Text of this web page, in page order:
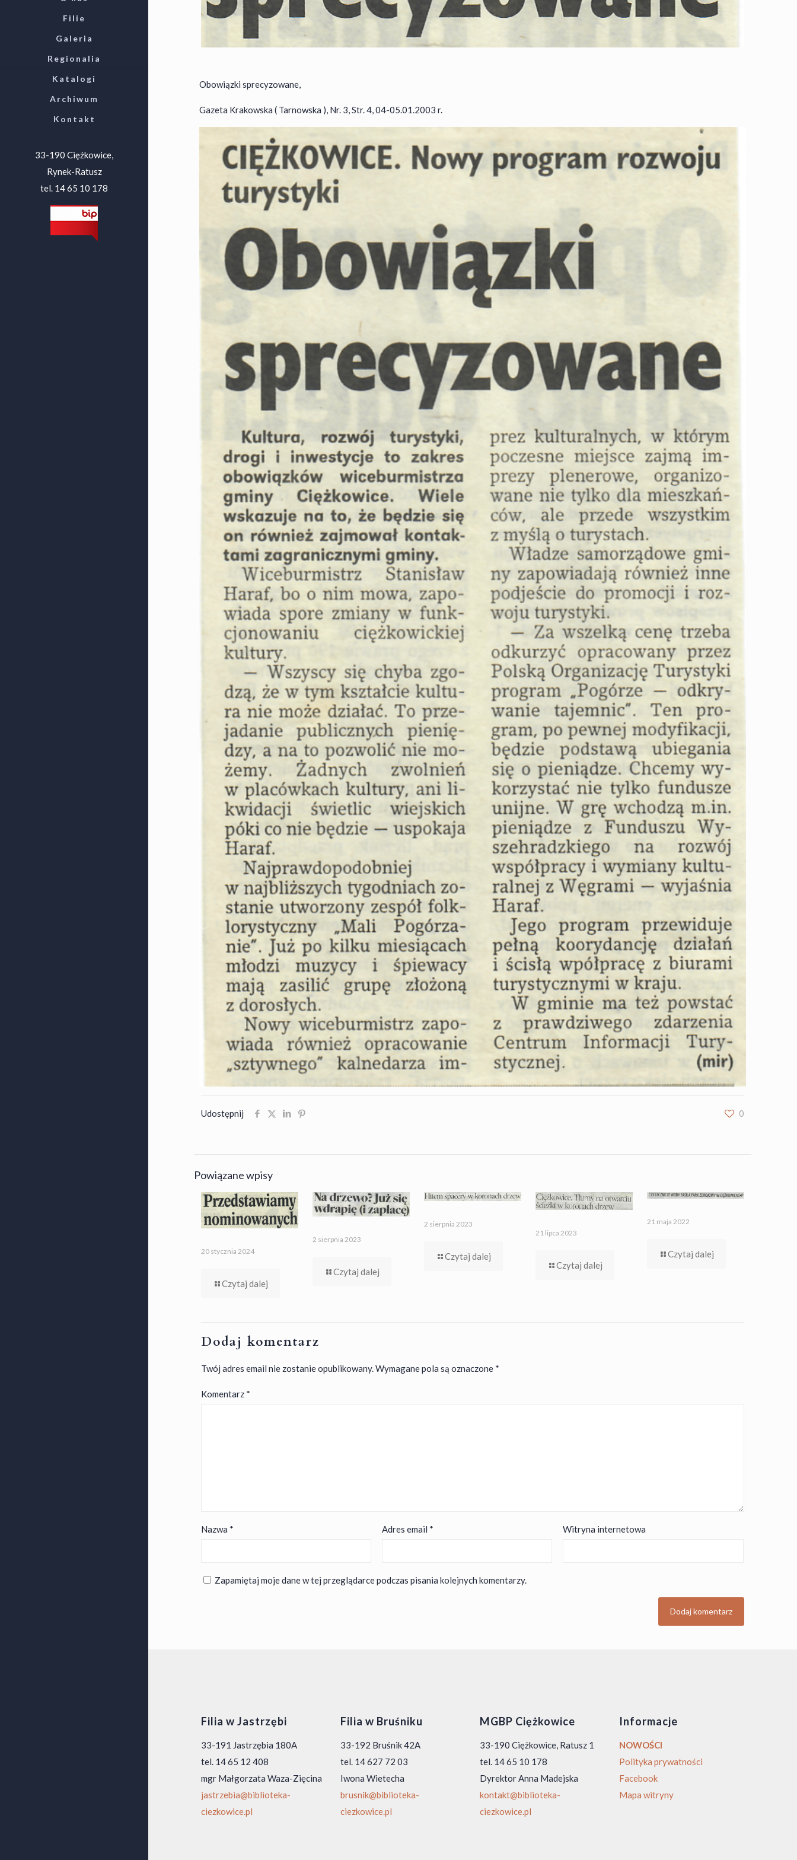
Filie
Galeria
Regionalia
Katalogi
Archiwum
Kontakt
33-190 Ciężkowice,
Rynek-Ratusz
tel. 14 65 10 178
Obowiązki sprecyzowane,
Gazeta Krakowska ( Tarnowska ), Nr. 3, Str. 4, 04-05.01.2003 r.
Udostępnij 0
Powiązane wpisy
20 stycznia 2024
Czytaj dalej
2 sierpnia 2023
Czytaj dalej
2 sierpnia 2023
Czytaj dalej
21 lipca 2023
Czytaj dalej
21 maja 2022
Czytaj dalej
Dodaj komentarz
Twój adres email nie zostanie opublikowany.Wymagane pola są oznaczone *
Komentarz *
Nazwa * Adres email * Witryna internetowa
Zapamiętaj moje dane w tej przeglądarce podczas pisania kolejnych komentarzy.
Filia w Jastrzębi
33-191 Jastrzębia 180A
tel. 14 65 12 408
mgr Małgorzata Waza-Zięcina
jastrzebia@biblioteka-
ciezkowice.pl
Filia w Bruśniku
33-192 Bruśnik 42A
tel. 14 627 72 03
Iwona Wietecha
brusnik@biblioteka-
ciezkowice.pl
MGBP Ciężkowice
33-190 Ciężkowice, Ratusz 1
tel. 14 65 10 178
Dyrektor Anna Madejska
kontakt@biblioteka-
ciezkowice.pl
Informacje
NOWOŚCI
Polityka prywatności
Facebook
Mapa witryny